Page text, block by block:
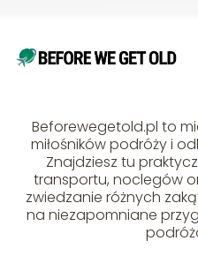
Beforewegetold.pl to
miłośników podróży i
Znajdziesz tu
transportu, noclegów
zwiedzanie różnych
na niezapomniane